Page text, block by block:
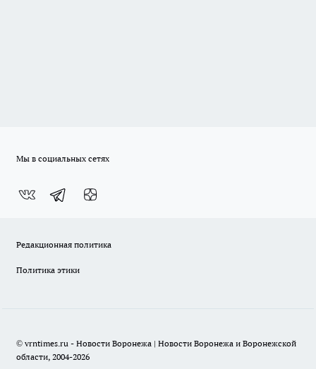
Мы в социальных сетях
Редакционная политика
Политика этики
© vrntimes.ru - Новости Воронежа | Новости Воронежа и Воронежской
области, 2004-2026